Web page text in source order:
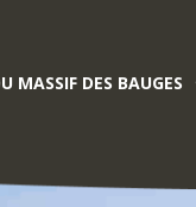
MASSIF DES BAUGES